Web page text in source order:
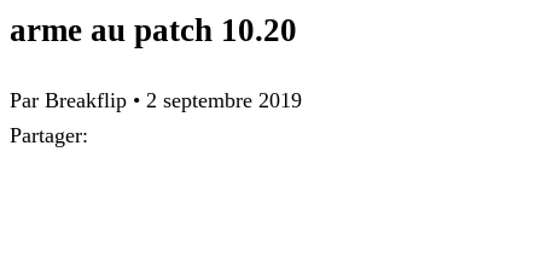
arme au patch 10.20
Par Breakflip • 2 septembre 2019
Partager: